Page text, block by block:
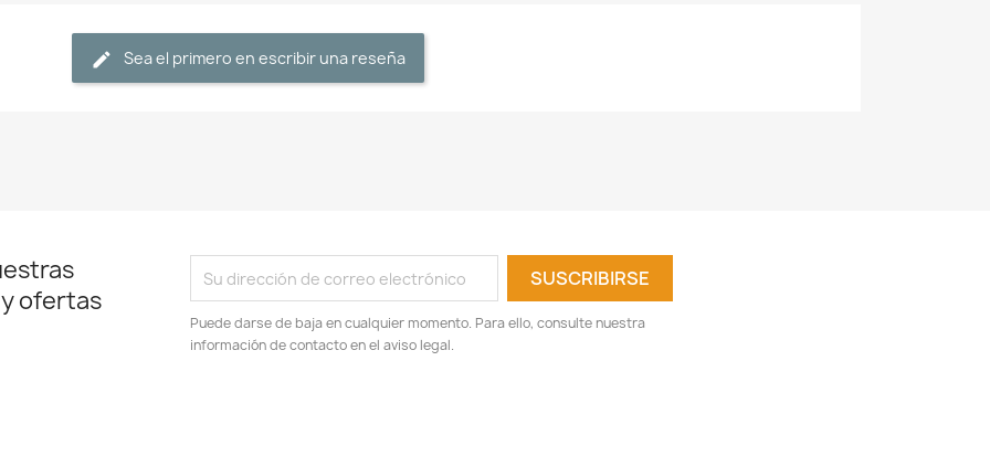
Sea el primero en escribir una reseña
ofertas
Puede darse de baja en cualquier momento. Para ello, consulte nuestra
información de contacto en el aviso legal.